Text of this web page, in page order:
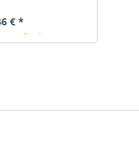
€ *
verfügbar